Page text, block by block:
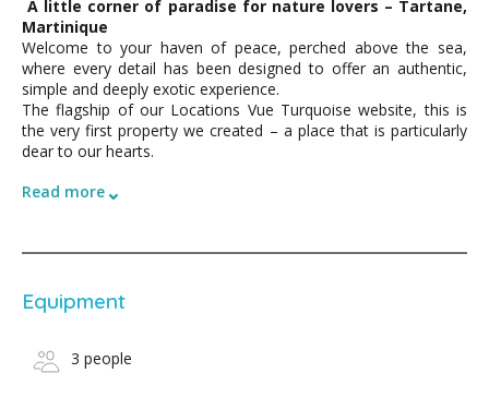
A little corner of paradise for nature lovers – Tartane,
Martinique
Welcome to your haven of peace, perched above the sea,
where every detail has been designed to offer an authentic,
simple and deeply exotic experience.
The flagship of our Locations Vue Turquoise website, this is
the very first property we created – a place that is particularly
dear to our hearts.
Read more⌄
Equipment
3 people